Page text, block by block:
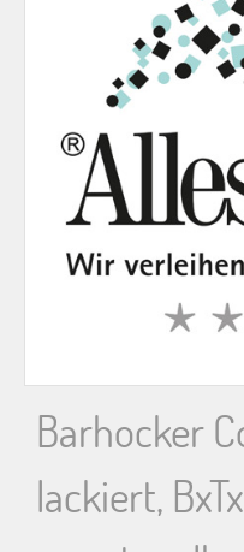
a
h
Barhocker
lackiert,